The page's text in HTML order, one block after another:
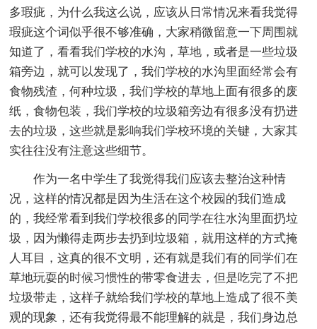
多瑕疵，为什么我这么说，应该从日常情况来看我觉得
瑕疵这个词似乎很不够准确，大家稍微留意一下周围就
知道了，看看我们学校的水沟，草地，或者是一些垃圾
箱旁边，就可以发现了，我们学校的水沟里面经常会有
食物残渣，何种垃圾，我们学校的草地上面有很多的废
纸，食物包装，我们学校的垃圾箱旁边有很多没有扔进
去的垃圾，这些就是影响我们学校环境的关键，大家其
实往往没有注意这些细节。
作为一名中学生了我觉得我们应该去整治这种情
况，这样的情况都是因为生活在这个校园的我们造成
的，我经常看到我们学校很多的同学在往水沟里面扔垃
圾，因为懒得走两步去扔到垃圾箱，就用这样的方式掩
人耳目，这真的很不文明，还有就是我们有的同学们在
草地玩耍的时候习惯性的带零食进去，但是吃完了不把
垃圾带走，这样子就给我们学校的草地上造成了很不美
观的现象，还有我觉得最不能理解的就是，我们身边总